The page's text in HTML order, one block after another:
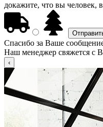
докажите, что вы человек,
Спасибо за Ваше
Наш менеджер свяжется с